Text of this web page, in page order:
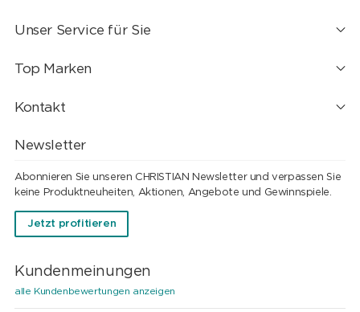
Unser Service für Sie
Top Marken
Kontakt
Newsletter
Abonnieren Sie unseren CHRISTIAN Newsletter und verpassen Sie
keine Produktneuheiten, Aktionen, Angebote und Gewinnspiele.
Jetzt profitieren
Kundenmeinungen
alle Kundenbewertungen anzeigen